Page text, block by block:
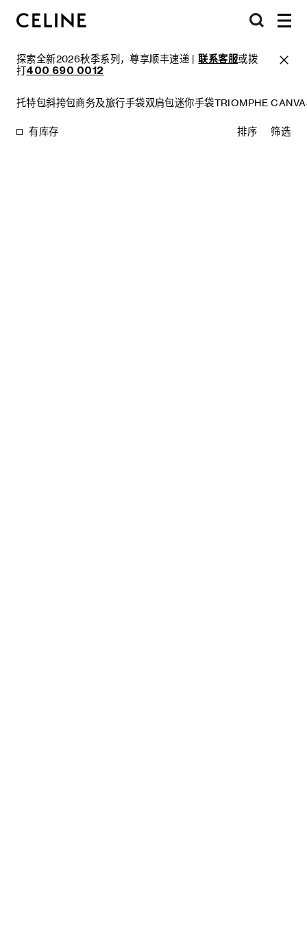
探索全新2026秋季系列，尊享顺丰速递 |联系客服或拨
打400 690 0012
托特包斜挎包商务及旅行手袋双肩包迷你手袋TRIOMPHE
有库存 排序 筛选